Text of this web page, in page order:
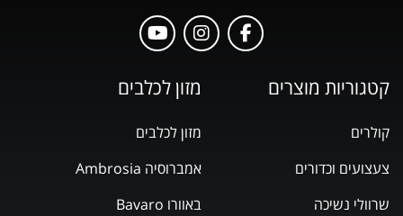
מזון לכלבים
מזון לכלבים
אמברוסיה Ambrosia
באוורו Bavaro
קטגוריות מוצרים
קולרים
צעצועים וכדורים
שרוולי נשיכה